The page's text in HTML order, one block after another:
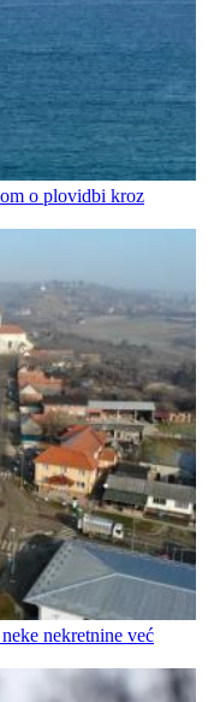
o plovidbi kroz
nekretnine već